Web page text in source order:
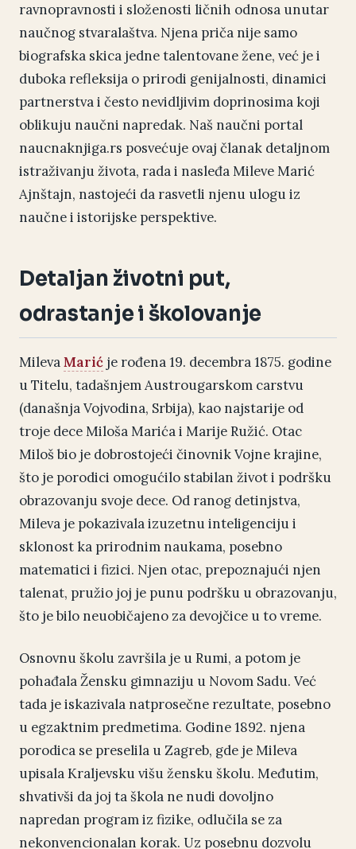
ravnopravnosti i složenosti ličnih odnosa unutar
naučnog stvaralaštva. Njena priča nije samo
biografska skica jedne talentovane žene, već je i
duboka refleksija o prirodi genijalnosti, dinamici
partnerstva i često nevidljivim doprinosima koji
oblikuju naučni napredak. Naš naučni portal
naucnaknjiga.rs posvećuje ovaj članak detaljnom
istraživanju života, rada i nasleđa Mileve Marić
Ajnštajn, nastojeći da rasvetli njenu ulogu iz
naučne i istorijske perspektive.
Detaljan životni put,
odrastanje i školovanje
MilevaMarić je rođena 19. decembra 1875. godine
u Titelu, tadašnjem Austrougarskom carstvu
(današnja Vojvodina, Srbija), kao najstarije od
troje dece Miloša Marića i Marije Ružić. Otac
Miloš bio je dobrostojeći činovnik Vojne krajine,
što je porodici omogućilo stabilan život i podršku
obrazovanju svoje dece. Od ranog detinjstva,
Mileva je pokazivala izuzetnu inteligenciju i
sklonost ka prirodnim naukama, posebno
matematici i fizici. Njen otac, prepoznajući njen
talenat, pružio joj je punu podršku u obrazovanju,
što je bilo neuobičajeno za devojčice u to vreme.
Osnovnu školu završila je u Rumi, a potom je
pohađala Žensku gimnaziju u Novom Sadu. Već
tada je iskazivala natprosečne rezultate, posebno
u egzaktnim predmetima. Godine 1892. njena
porodica se preselila u Zagreb, gde je Mileva
upisala Kraljevsku višu žensku školu. Međutim,
shvativši da joj ta škola ne nudi dovoljno
napredan program iz fizike, odlučila se za
nekonvencionalan korak. Uz posebnu dozvolu